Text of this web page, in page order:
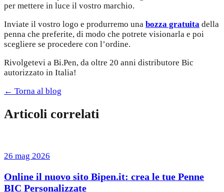
per mettere in luce il vostro marchio.
Inviate il vostro logo e produrremo una bozza gratuita della
penna che preferite, di modo che potrete visionarla e poi
scegliere se procedere con l’ordine.
Rivolgetevi a Bi.Pen, da oltre 20 anni distributore Bic
autorizzato in Italia!
← Torna al blog
Articoli correlati
26 mag 2026
Online il nuovo sito Bipen.it: crea le tue Penne
BIC Personalizzate